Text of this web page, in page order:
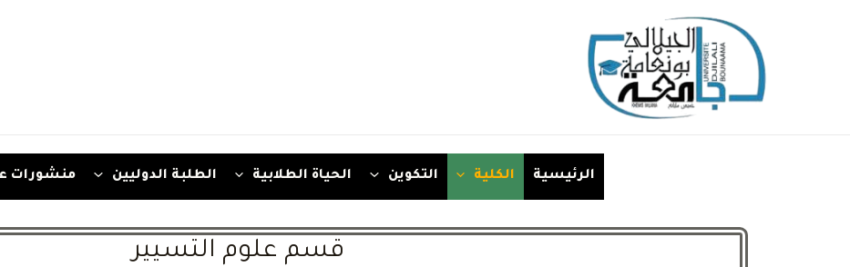
الرئيسية الكلية التكوين الحياة الطلابية الطلبة الدوليين منشورات
قسم علوم التسيير